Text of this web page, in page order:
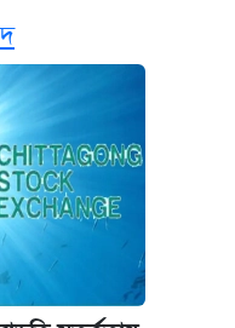
দৈনিক ২০০ টাকা
দাম
অভিযোগে দুইজন